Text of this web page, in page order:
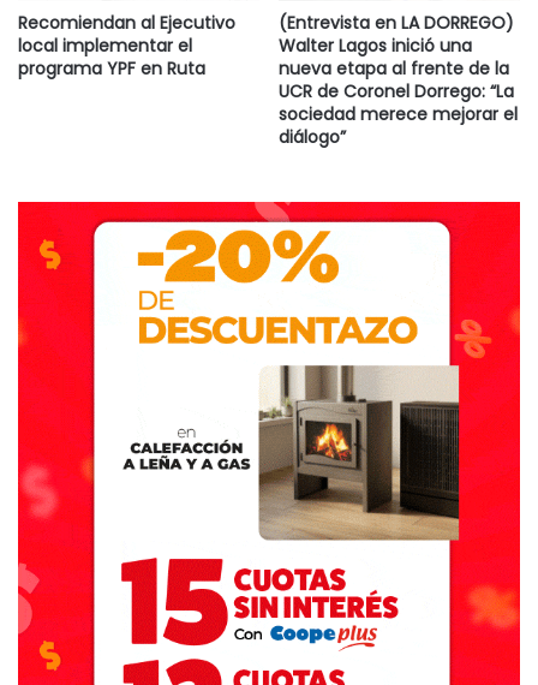
Recomiendan al Ejecutivo
local implementar el
programa YPF en Ruta
(Entrevista en LA DORREGO)
Walter Lagos inició una
nueva etapa al frente de la
UCR de Coronel Dorrego: “La
sociedad merece mejorar el
diálogo”